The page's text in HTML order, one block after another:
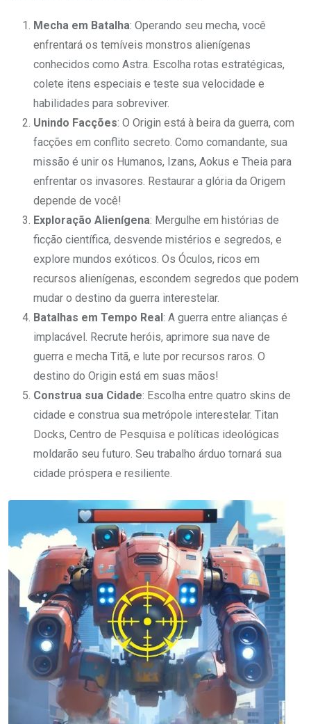
Mecha em Batalha: Operando seu mecha, você
enfrentará os temíveis monstros alienígenas
conhecidos como Astra. Escolha rotas estratégicas,
colete itens especiais e teste sua velocidade e
habilidades para sobreviver.
Unindo Facções: O Origin está à beira da guerra, com
facções em conflito secreto. Como comandante, sua
missão é unir os Humanos, Izans, Aokus e Theia para
enfrentar os invasores. Restaurar a glória da Origem
depende de você!
Exploração Alienígena: Mergulhe em histórias de
ficção científica, desvende mistérios e segredos, e
explore mundos exóticos. Os Óculos, ricos em
recursos alienígenas, escondem segredos que podem
mudar o destino da guerra interestelar.
Batalhas em Tempo Real : A guerra entre alianças é
implacável. Recrute heróis, aprimore sua nave de
guerra e mecha Titã, e lute por recursos raros. O
destino do Origin está em suas mãos!
Construa sua Cidade: Escolha entre quatro skins de
cidade e construa sua metrópole interestelar. Titan
Docks, Centro de Pesquisa e políticas ideológicas
moldarão seu futuro. Seu trabalho árduo tornará sua
cidade próspera e resiliente.